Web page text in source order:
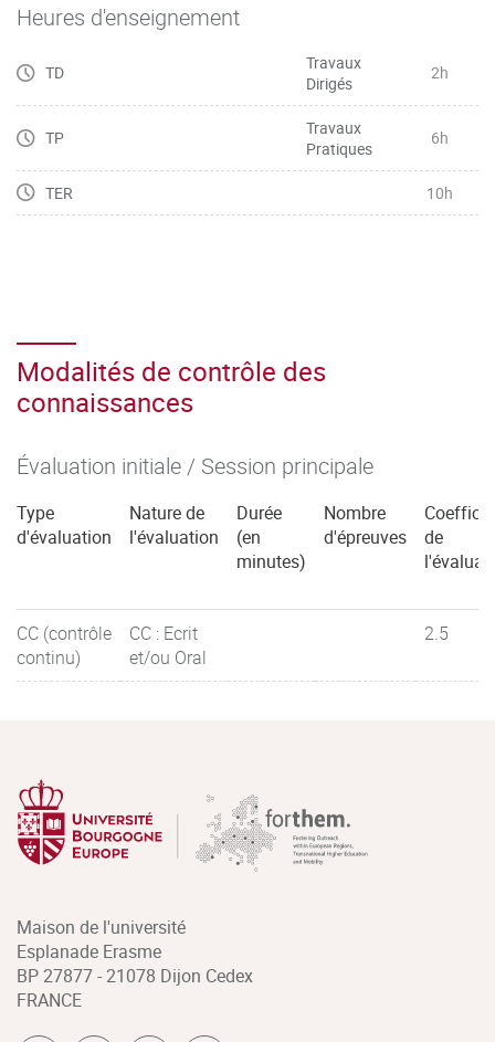
Heures d'enseignement
TD
Travaux
Dirigés
2h
TP
Travaux
Pratiques
6h
TER 10h
Modalités de contrôle des
connaissances
Évaluation initiale / Session principale
Type
d'évaluation
Nature de
l'évaluation
Durée
(en
minutes)
Nombre
d'épreuves
de
CC (contrôle
continu)
CC : Ecrit
et/ou Oral
2.5
Maison de l'université
Esplanade Erasme
BP 27877 - 21078 Dijon Cedex
FRANCE